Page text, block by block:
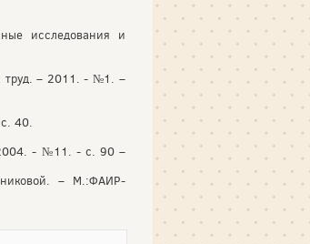
исследования и
труд. – 2011. - №1. –
40.
2004. - №11. - с. 90 –
– М.:ФАИР-